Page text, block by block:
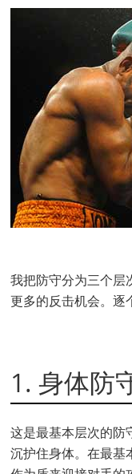
我把防守分为三个层
更多的反击机会。逐
1. 身体防
这是最基本层次的防
沉护住身体。在最基